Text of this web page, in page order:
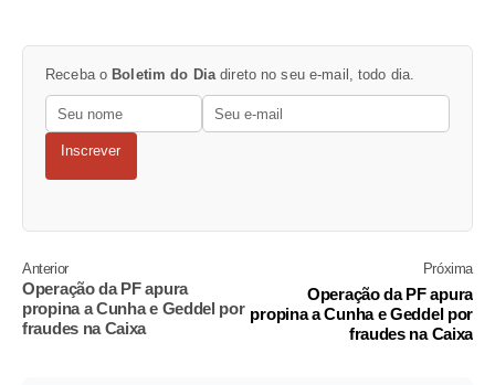
Receba o Boletim do Dia direto no seu e-mail, todo dia.
Inscrever
Anterior
Operação da PF apura
propina a Cunha e Geddel por
fraudes na Caixa
Próxima
Operação da PF apura
propina a Cunha e Geddel por
fraudes na Caixa